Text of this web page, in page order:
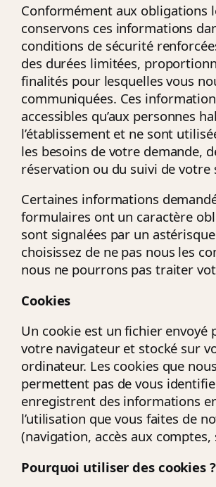
Conformément aux obligations
conservons ces informations
conditions de sécurité
des durées limitées,
finalités pour lesquelles vous
communiquées. Ces
accessibles qu’aux personnes
l’établissement et ne sont
les besoins de votre demande,
réservation ou du suivi de votre
Certaines informations
formulaires ont un caractère
sont signalées par un
choisissez de ne pas nous les
nous ne pourrons pas traiter
Cookies
Un cookie est un fichier envoyé
votre navigateur et stocké sur
ordinateur. Les cookies que
permettent pas de vous
enregistrent des informations
l’utilisation que vous faites de
(navigation, accès aux
Pourquoi utiliser des cookies ?